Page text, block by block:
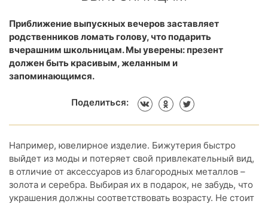
В преддверии последних звонков и выпускных мы
Приближение выпускных вечеров заставляет
родственников ломать голову, что подарить
вчерашним школьницам. Мы уверены: презент
должен быть красивым, желанным и
запоминающимся.
Поделиться:
Например, ювелирное изделие. Бижутерия быстро
выйдет из моды и потеряет свой привлекательный вид,
в отличие от аксессуаров из благородных металлов –
золота и серебра. Выбирая их в подарок, не забудь, что
украшения должны соответствовать возрасту. Не стоит